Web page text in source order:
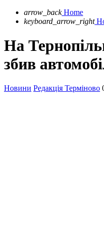
arrow_back Home
keyboard_arrow_right
На
збив
Новини Редакція Терміново